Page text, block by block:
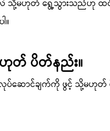
းလဲ သို့မဟုတ် ရွေ့သွားသည်ဟု
။
ဟုတ် ပိတ်နည်း။
းလုပ်ဆောင်ချက်ကို ဖွင့် သို့မဟု